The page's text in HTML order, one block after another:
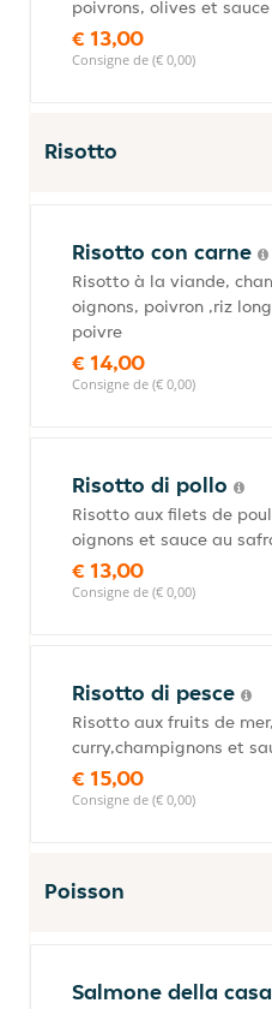
poivrons, olives et
€ 13,00
Consigne de (€ 0,00)
Risotto
Risotto con carne
Risotto à la viande,
oignons, poivron ,riz
poivre
€ 14,00
Consigne de (€ 0,00)
Risotto di pollo
Risotto aux filets de
oignons et sauce au
€ 13,00
Consigne de (€ 0,00)
Risotto di pesce
Risotto aux fruits de
curry,champignons et
€ 15,00
Consigne de (€ 0,00)
Poisson
Salmone della casa